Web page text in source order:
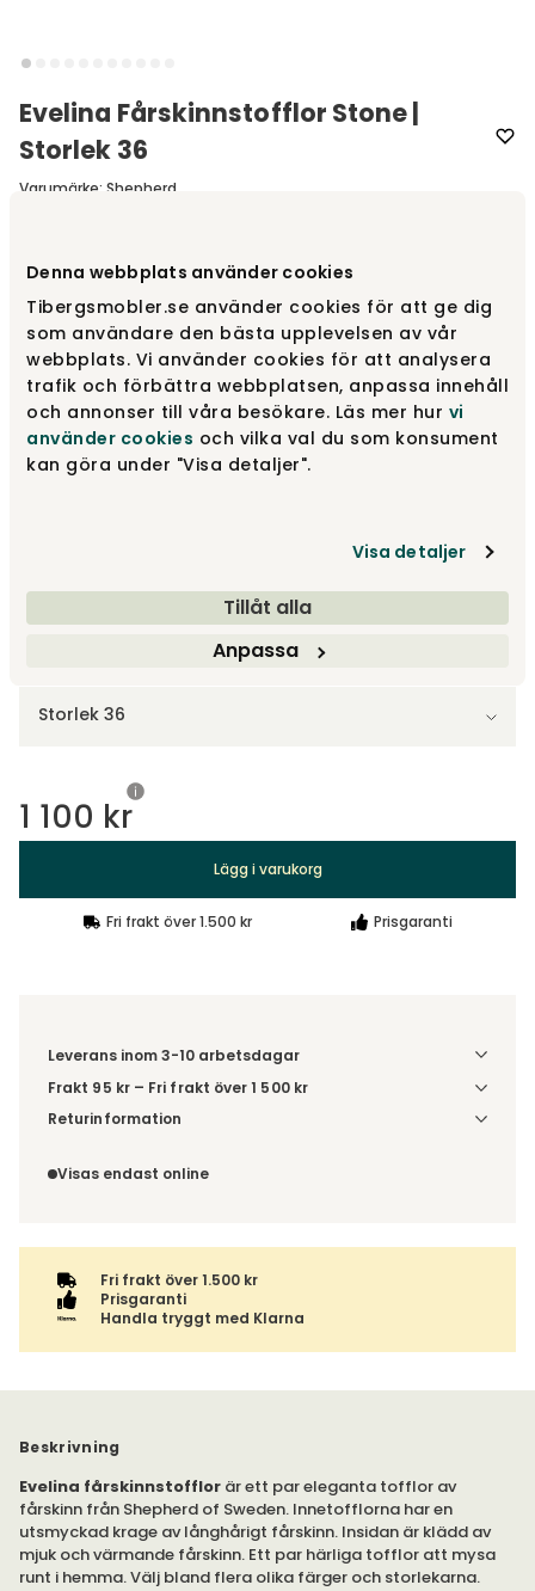
Denna webbplats använder cookies
Tibergsmobler.se använder cookies för att ge dig
som användare den bästa upplevelsen av vår
webbplats. Vi använder cookies för att analysera
trafik och förbättra webbplatsen, anpassa innehåll
och annonser till våra besökare. Läs mer hur vi
använder cookies och vilka val du som konsument
kan göra under "Visa detaljer".
Visa detaljer
Tillåt alla
Anpassa
Evelina Fårskinnstofflor Stone |
Storlek 36
Varumärke: Shepherd
Stone
Honey
Fåtal i lager
Storlek 36
1 100 kr
Lägg i varukorg
Fri frakt över 1.500 kr Prisgaranti
Leverans inom 3-10 arbetsdagar
Frakt 95 kr – Fri frakt över 1 500 kr
Denna vara skickas till ett ombud. Du väljer själv i kassan
till. Du blir aviserad när din order finns att hämta. Beställs
varan ihop med andra produkter skickas hela ordern
Returinformation
order, enligtdistansavtalslagen.
Visas endast online
Fri frakt över 1.500 kr
Prisgaranti
Handla tryggt med Klarna
Beskrivning
Evelina fårskinnstofflor är ett par eleganta tofflor av
fårskinn från Shepherd of Sweden. Innetofflorna har en
utsmyckad krage av långhårigt fårskinn. Insidan är klädd av
mjuk och värmande fårskinn. Ett par härliga tofflor att mysa
runt i hemma. Välj bland flera olika färger och storlekarna.